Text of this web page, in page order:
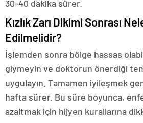
30-40 dakika sürer.
Kızlık Zarı Dikimi Sonrası
Edilmelidir?
İşlemden sonra bölge hassas
giymeyin ve doktorun önerdiği
uygulayın. Tamamen iyileşmek
hafta sürer. Bu süre boyunca,
azaltmak için hijyen kurallarına